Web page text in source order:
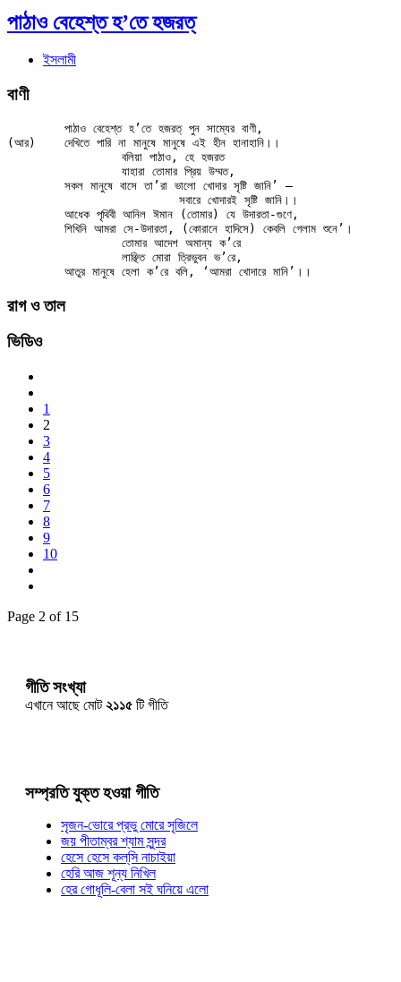
পাঠাও বেহেশ্‌ত হ’তে হজরত্
ইসলামী
বাণী
(আর)	দেখিতে পারি না মানুষে মানুষে এই হীন হানাহানি।।
রাগ ও তাল
ভিডিও
1
2
3
4
5
6
7
8
9
10
Page 2 of 15
গীতি সংখ্যা
এখানে আছে মোট২১১৫ টি গীতি
সম্প্রতি যুক্ত হওয়া গীতি
সৃজন-ভোরে প্রভু মোরে সৃজিলে
জয় পীতাম্বর শ্যাম সুন্দর
হেসে হেসে কল্‌সি নাচাইয়া
হেরি আজ শূন্য নিখিল
হের গোধূলি-বেলা সই ঘনিয়ে এলো